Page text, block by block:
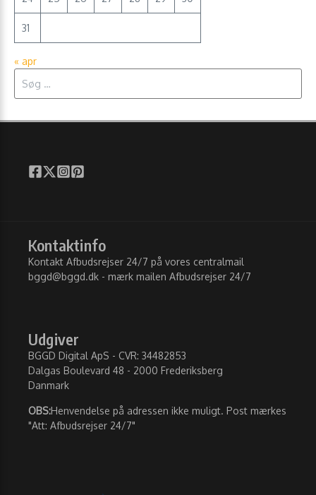
31
« apr
Kontaktinfo
Kontakt Afbudsrejser 24/7 på vores centralmail
bggd@bggd.dk - mærk mailen Afbudsrejser 24/7
Udgiver
BGGD Digital ApS - CVR: 34482853
Dalgas Boulevard 48 - 2000 Frederiksberg
Danmark
OBS:Henvendelse på adressen ikke muligt. Post mærkes
"Att: Afbudsrejser 24/7"